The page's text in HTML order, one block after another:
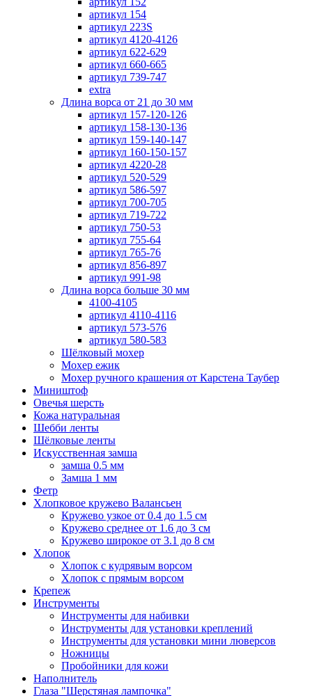
артикул 154
артикул 223S
артикул 4120-4126
артикул 622-629
артикул 660-665
артикул 739-747
extra
Длина ворса от 21 до 30 мм
артикул 157-120-126
артикул 158-130-136
артикул 159-140-147
артикул 160-150-157
артикул 4220-28
артикул 520-529
артикул 586-597
артикул 700-705
артикул 719-722
артикул 750-53
артикул 755-64
артикул 765-76
артикул 856-897
артикул 991-98
Длина ворса больше 30 мм
4100-4105
артикул 4110-4116
артикул 573-576
артикул 580-583
Шёлковый мохер
Мохер ежик
Мохер ручного крашения от Карстена Таубер
Миништоф
Овечья шерсть
Кожа натуральная
Шебби ленты
Шёлковые ленты
Искусственная замша
замша 0.5 мм
Замша 1 мм
Фетр
Хлопковое кружево Валансьен
Кружево узкое от 0.4 до 1.5 см
Кружево среднее от 1.6 до 3 см
Кружево широкое от 3.1 до 8 см
Хлопок
Хлопок с кудрявым ворсом
Хлопок с прямым ворсом
Крепеж
Инструменты
Инструменты для набивки
Инструменты для установки креплений
Инструменты для установки мини люверсов
Ножницы
Пробойники для кожи
Наполнитель
Глаза "Шерстяная лампочка"